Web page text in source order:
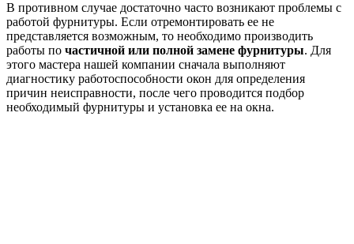
В противном случае достаточно часто возникают проблемы с
работой фурнитуры. Если отремонтировать ее не
представляется возможным, то необходимо производить
работы по частичной или полной замене фурнитуры. Для
этого мастера нашей компании сначала выполняют
диагностику работоспособности окон для определения
причин неисправности, после чего проводится подбор
необходимый фурнитуры и установка ее на окна.